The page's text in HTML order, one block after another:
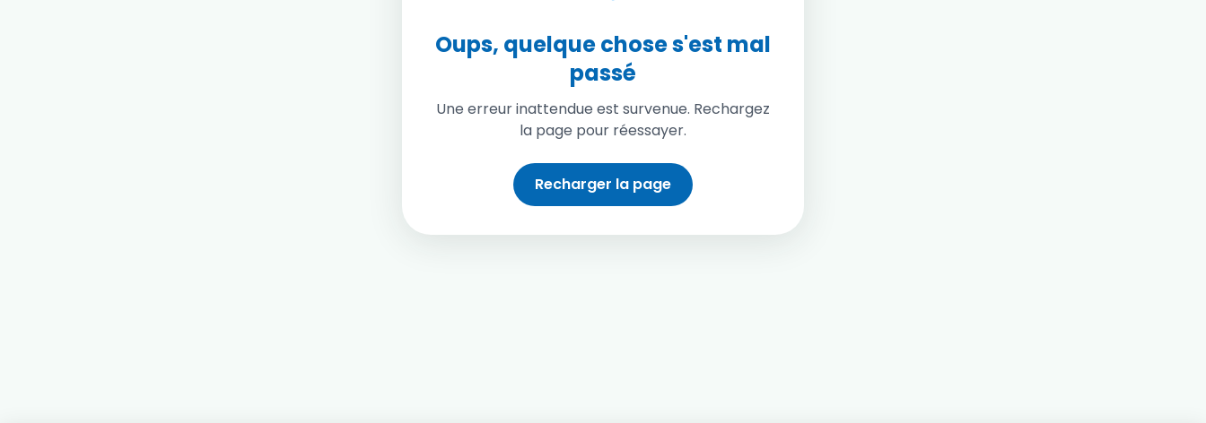
Oups, quelque chose s'est mal
passé
Une erreur inattendue est survenue. Rechargez
la page pour réessayer.
Recharger la page